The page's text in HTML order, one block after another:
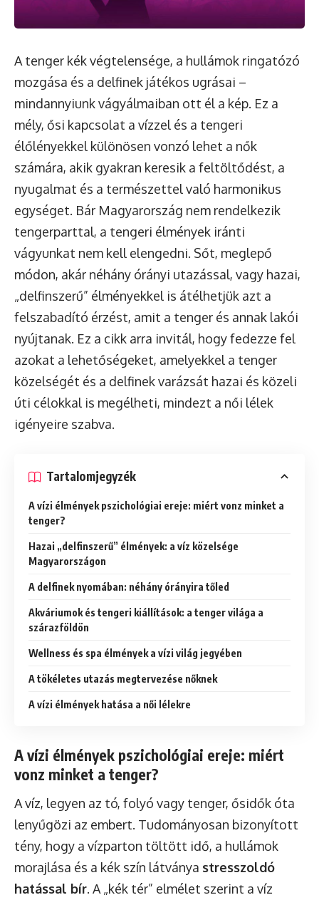
A tenger kék végtelensége, a hullámok ringatózó
mozgása és a delfinek játékos ugrásai –
mindannyiunk vágyálmaiban ott él a kép. Ez a
mély, ősi kapcsolat a vízzel és a tengeri
élőlényekkel különösen vonzó lehet a nők
számára, akik gyakran keresik a feltöltődést, a
nyugalmat és a természettel való harmonikus
egységet. Bár Magyarország nem rendelkezik
tengerparttal, a tengeri élmények iránti
vágyunkat nem kell elengedni. Sőt, meglepő
módon, akár néhány órányi utazással, vagy hazai,
„delfinszerű” élményekkel is átélhetjük azt a
felszabadító érzést, amit a tenger és annak lakói
nyújtanak. Ez a cikk arra invitál, hogy fedezze fel
azokat a lehetőségeket, amelyekkel a tenger
közelségét és a delfinek varázsát hazai és közeli
úti célokkal is megélheti, mindezt a női lélek
igényeire szabva.
Tartalomjegyzék
A vízi élmények pszichológiai ereje: miért vonz minket a
tenger?
Hazai „delfinszerű” élmények: a víz közelsége
Magyarországon
A delfinek nyomában: néhány órányira tőled
Akváriumok és tengeri kiállítások: a tenger világa a
szárazföldön
Wellness és spa élmények a vízi világ jegyében
A tökéletes utazás megtervezése nőknek
A vízi élmények hatása a női lélekre
A vízi élmények pszichológiai ereje: miért
vonz minket a tenger?
A víz, legyen az tó, folyó vagy tenger, ősidők óta
lenyűgözi az embert. Tudományosan bizonyított
tény, hogy a vízparton töltött idő, a hullámok
morajlása és a kék szín látványa stresszoldó
hatással bír. A „kék tér” elmélet szerint a víz